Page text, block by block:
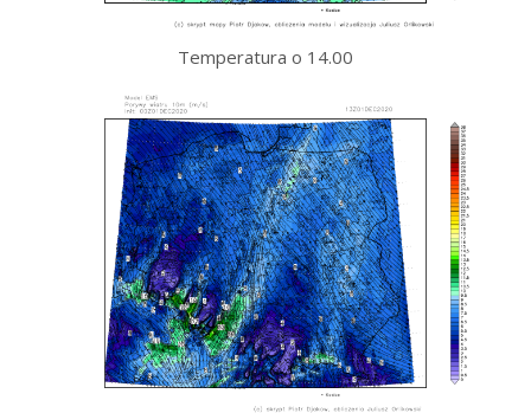
Temperatura o 14.00